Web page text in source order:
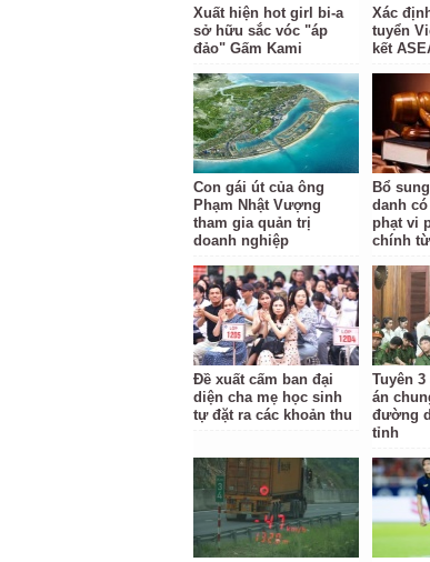
Xuất hiện hot girl bi-a
sở hữu sắc vóc "áp
đảo" Gấm Kami
Xác
tuyển
kết
Con gái út của ông
Phạm Nhật Vượng
tham gia quản trị
doanh nghiệp
Bổ
danh
phạt vi
chính từ
Đề xuất cấm ban đại
diện cha mẹ học sinh
tự đặt ra các khoản thu
Tuyên
án
đường
tỉnh